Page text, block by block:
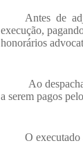
Antes de
execução,
honorários
Ao
a serem pagos
O executado